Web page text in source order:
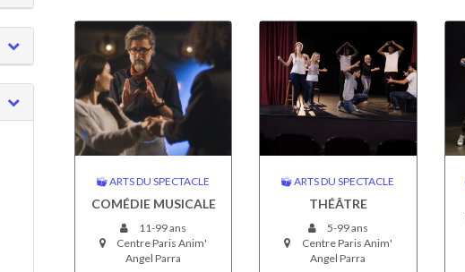
ARTS DU SPECTACLE
COMÉDIE MUSICALE
11-99 ans
Centre Paris Anim'
Angel Parra
ARTS DU SPECTACLE
THÉÂTRE
5-99 ans
Centre Paris Anim'
Angel Parra